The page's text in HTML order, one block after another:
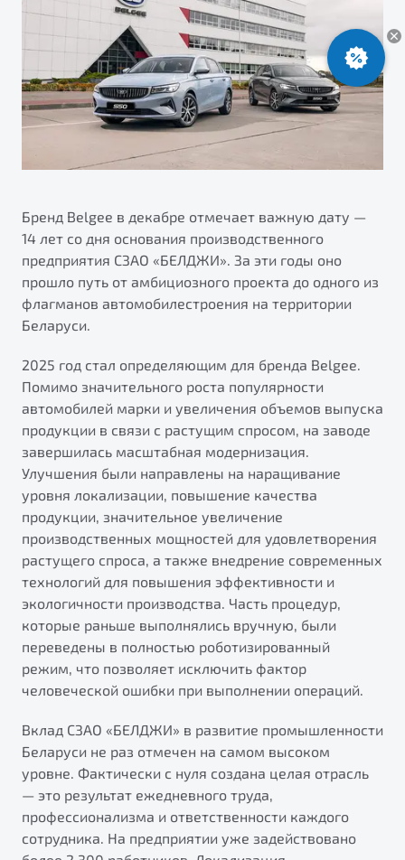
Яркий кроссовер
от 2 219 990 ₽*
Элегантный и практичный седан
от 1 699 990 ₽*
Обзор В наличии
X70
от 2 499 990 ₽*
Обзор В наличии
Автокредит
Трейд-ин
Страхование
Расчет КАСКО
Узнайте о специальных выгодах при покупке
автомобиля Belgee
Подробно
Автомобили в наличии
Тест-драйв
Автокредит
Спецпредложения
Гарантия Belgee
Клиентская поддержка
Помощь на дорогах
Belgee Плюс
Реферальная программа
Будьте еще более уверены на дорогах с программой
"Помощь на дорогах"
Преимущества программы
Запись на сервис
Калькулятор ТО
О дилерском центре
Правовая информация
Бренд Belgee в декабре отмечает важную дату —
14 лет со дня основания производственного
предприятия СЗАО «БЕЛДЖИ». За эти годы оно
прошло путь от амбициозного проекта до одного из
флагманов автомобилестроения на территории
Беларуси.
2025 год стал определяющим для бренда Belgee.
Помимо значительного роста популярности
автомобилей марки и увеличения объемов выпуска
продукции в связи с растущим спросом, на заводе
завершилась масштабная модернизация.
Улучшения были направлены на наращивание
уровня локализации, повышение качества
продукции, значительное увеличение
производственных мощностей для удовлетворения
растущего спроса, а также внедрение современных
технологий для повышения эффективности и
экологичности производства. Часть процедур,
которые раньше выполнялись вручную, были
переведены в полностью роботизированный
режим, что позволяет исключить фактор
человеческой ошибки при выполнении операций.
Вклад СЗАО «БЕЛДЖИ» в развитие промышленности
Беларуси не раз отмечен на самом высоком
уровне. Фактически с нуля создана целая отрасль
— это результат ежедневного труда,
профессионализма и ответственности каждого
сотрудника. На предприятии уже задействовано